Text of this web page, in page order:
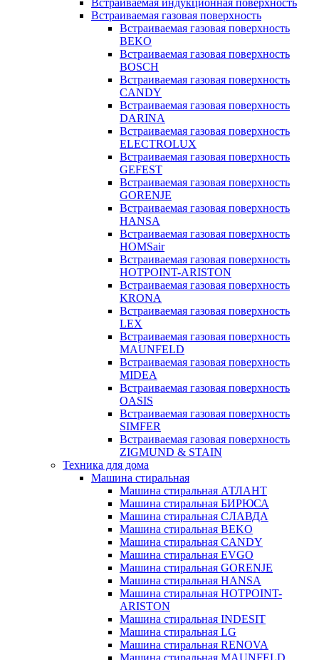
Встраиваемая индукционная поверхность
Встраиваемая газовая поверхность
Встраиваемая газовая поверхность
BEKO
Встраиваемая газовая поверхность
BOSCH
Встраиваемая газовая поверхность
CANDY
Встраиваемая газовая поверхность
DARINA
Встраиваемая газовая поверхность
ELECTROLUX
Встраиваемая газовая поверхность
GEFEST
Встраиваемая газовая поверхность
GORENJE
Встраиваемая газовая поверхность
HANSA
Встраиваемая газовая поверхность
HOMSair
Встраиваемая газовая поверхность
HOTPOINT-ARISTON
Встраиваемая газовая поверхность
KRONA
Встраиваемая газовая поверхность
LEX
Встраиваемая газовая поверхность
MAUNFELD
Встраиваемая газовая поверхность
MIDEA
Встраиваемая газовая поверхность
OASIS
Встраиваемая газовая поверхность
SIMFER
Встраиваемая газовая поверхность
ZIGMUND & STAIN
Техника для дома
Машина стиральная
Машина стиральная АТЛАНТ
Машина стиральная БИРЮСА
Машина стиральная СЛАВДА
Машина стиральная BEKO
Машина стиральная CANDY
Машина стиральная EVGO
Машина стиральная GORENJE
Машина стиральная HANSA
Машина стиральная HOTPOINT-
ARISTON
Машина стиральная INDESIT
Машина стиральная LG
Машина стиральная RENOVA
Машина стиральная MAUNFELD